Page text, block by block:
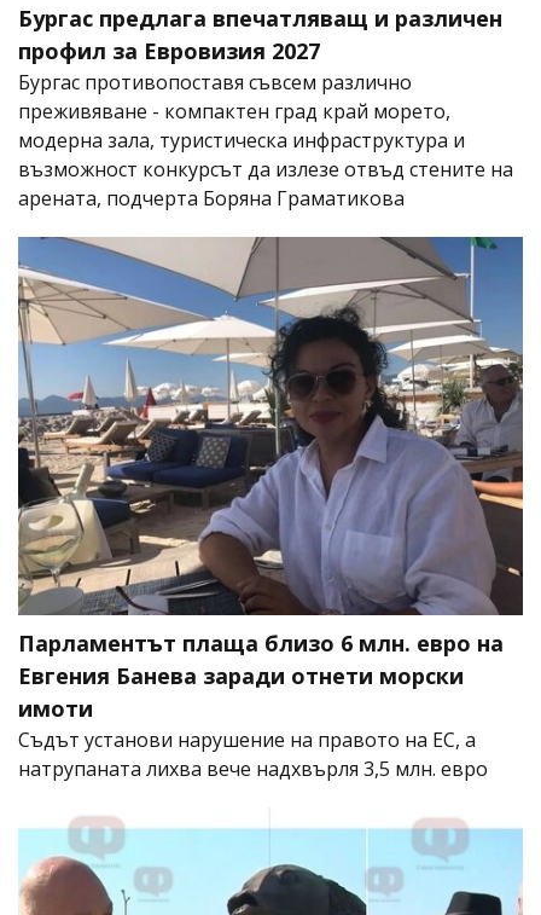
Бургас предлага впечатляващ и различен
профил за Евровизия 2027
Бургас противопоставя съвсем различно
преживяване - компактен град край морето,
модерна зала, туристическа инфраструктура и
възможност конкурсът да излезе отвъд стените на
арената, подчерта Боряна Граматикова
Парламентът плаща близо 6 млн. евро на
Евгения Банева заради отнети морски
имоти
Съдът установи нарушение на правото на ЕС, а
натрупаната лихва вече надхвърля 3,5 млн. евро